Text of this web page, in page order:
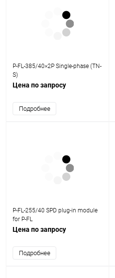
P-FL-385/40×2P Single-phase (TN-
S)
Цена по запросу
Подробнее
P-FL-255/40 SPD plug-in module
for P-FL
Цена по запросу
Подробнее